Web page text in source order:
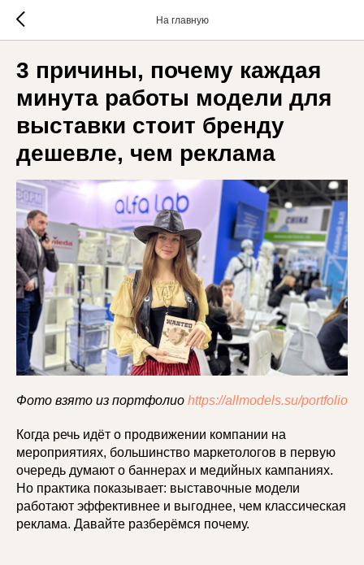
На главную
3 причины, почему каждая
минута работы модели для
выставки стоит бренду
дешевле, чем реклама
Фото взято из портфолио https://allmodels.su/portfolio
Когда речь идёт о продвижении компании на
мероприятиях, большинство маркетологов в первую
очередь думают о баннерах и медийных кампаниях.
Но практика показывает: выставочные модели
работают эффективнее и выгоднее, чем классическая
реклама. Давайте разберёмся почему.